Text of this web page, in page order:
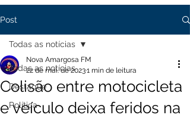
Post
Todas as notícias
Destaque
Política
Todas as notícias
Colisão entre motocicleta
e veículo deixa feridos na
Nova Amargosa FM
22 de mai. de 20231 min de leitura